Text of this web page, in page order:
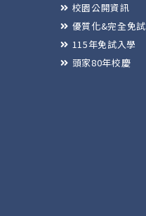
校園公開資訊
優質化&完全免試
115年免試入學
頭家80年校慶